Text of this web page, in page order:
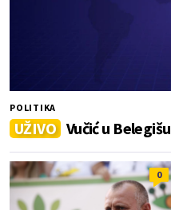
POLITIKA
UŽIVO Vučić u Belegišu
0